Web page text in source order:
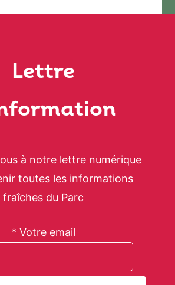
Lettre
à notre lettre numérique
toutes les informations
fraîches du Parc
* Votre email